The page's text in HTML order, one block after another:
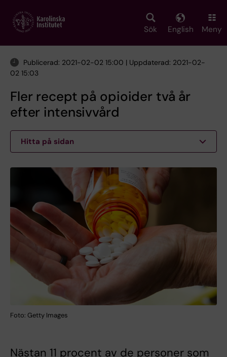
main
Sök English Meny
Publicerad: 2021-02-02 15:00 | Uppdaterad: 2021-02-
02 15:03
Fler recept på opioider två år
efter intensivvård
Hitta på sidan
Foto: Getty Images
Nästan 11 procent av de personer som